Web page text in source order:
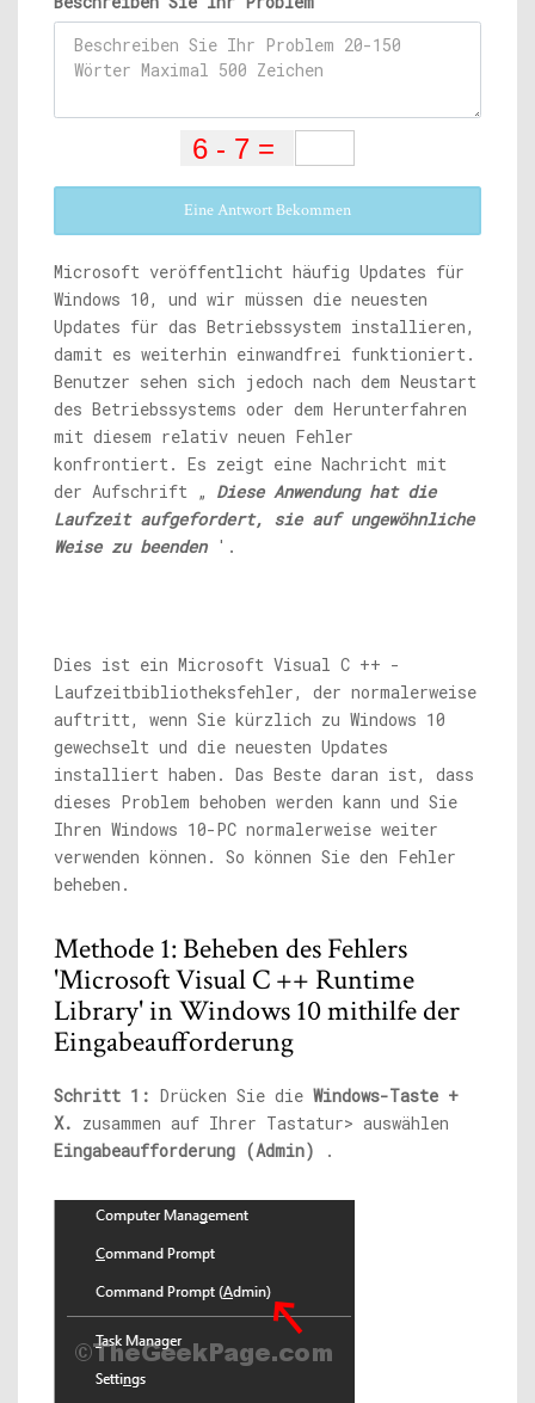
Eine Antwort Bekommen
Microsoft veröffentlicht häufig Updates für
Windows 10, und wir müssen die neuesten
Updates für das Betriebssystem installieren,
damit es weiterhin einwandfrei funktioniert.
Benutzer sehen sich jedoch nach dem Neustart
des Betriebssystems oder dem Herunterfahren
mit diesem relativ neuen Fehler
konfrontiert. Es zeigt eine Nachricht mit
der Aufschrift „ Diese Anwendung hat die
Laufzeit aufgefordert, sie auf ungewöhnliche
Weise zu beenden '.
Dies ist ein Microsoft Visual C ++ -
Laufzeitbibliotheksfehler, der normalerweise
auftritt, wenn Sie kürzlich zu Windows 10
gewechselt und die neuesten Updates
installiert haben. Das Beste daran ist, dass
dieses Problem behoben werden kann und Sie
Ihren Windows 10-PC normalerweise weiter
verwenden können. So können Sie den Fehler
beheben.
Methode 1: Beheben des Fehlers
'Microsoft Visual C ++ Runtime
Library' in Windows 10 mithilfe der
Eingabeaufforderung
Schritt 1: Drücken Sie die Windows-Taste +
X. zusammen auf Ihrer Tastatur> auswählen
Eingabeaufforderung (Admin)
.